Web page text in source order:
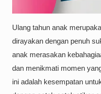
Ulang tahun anak
dirayakan dengan penuh
anak merasakan
dan menikmati momen
ini adalah kesempatan